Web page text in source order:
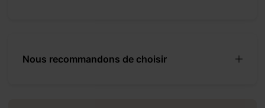
Nous recommandons de choisir